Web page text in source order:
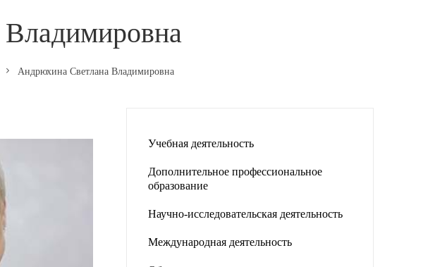
Андрюхина Светлана Владимировна
Учебная деятельность
Дополнительное профессиональное
образование
Научно-исследовательская деятельность
Международная деятельность